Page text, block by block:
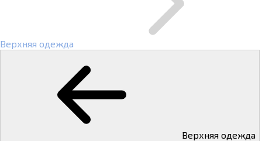
Верхняя одежда
Верхняя одежда